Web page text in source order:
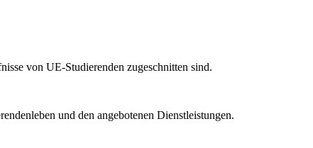
von UE-Studierenden zugeschnitten sind.
und den angebotenen Dienstleistungen.